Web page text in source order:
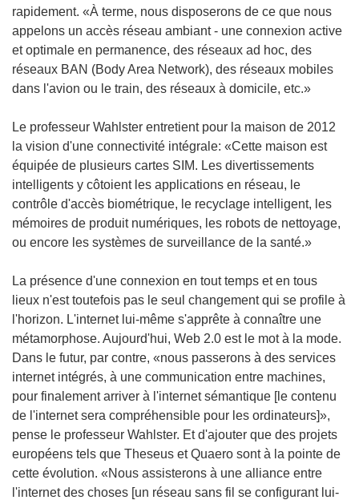
rapidement. «À terme, nous disposerons de ce que nous
appelons un accès réseau ambiant - une connexion active
et optimale en permanence, des réseaux ad hoc, des
réseaux BAN (Body Area Network), des réseaux mobiles
dans l'avion ou le train, des réseaux à domicile, etc.»
Le professeur Wahlster entretient pour la maison de 2012
la vision d'une connectivité intégrale: «Cette maison est
équipée de plusieurs cartes SIM. Les divertissements
intelligents y côtoient les applications en réseau, le
contrôle d'accès biométrique, le recyclage intelligent, les
mémoires de produit numériques, les robots de nettoyage,
ou encore les systèmes de surveillance de la santé.»
La présence d'une connexion en tout temps et en tous
lieux n'est toutefois pas le seul changement qui se profile à
l'horizon. L'internet lui-même s'apprête à connaître une
métamorphose. Aujourd'hui, Web 2.0 est le mot à la mode.
Dans le futur, par contre, «nous passerons à des services
internet intégrés, à une communication entre machines,
pour finalement arriver à l'internet sémantique [le contenu
de l'internet sera compréhensible pour les ordinateurs]»,
pense le professeur Wahlster. Et d'ajouter que des projets
européens tels que Theseus et Quaero sont à la pointe de
cette évolution. «Nous assisterons à une alliance entre
l'internet des choses [un réseau sans fil se configurant lui-